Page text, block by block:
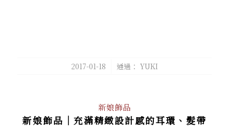
2017-01-18
/ 通過： YUKI
新娘飾品
新娘飾品│充滿精緻設計感的耳環、髮帶